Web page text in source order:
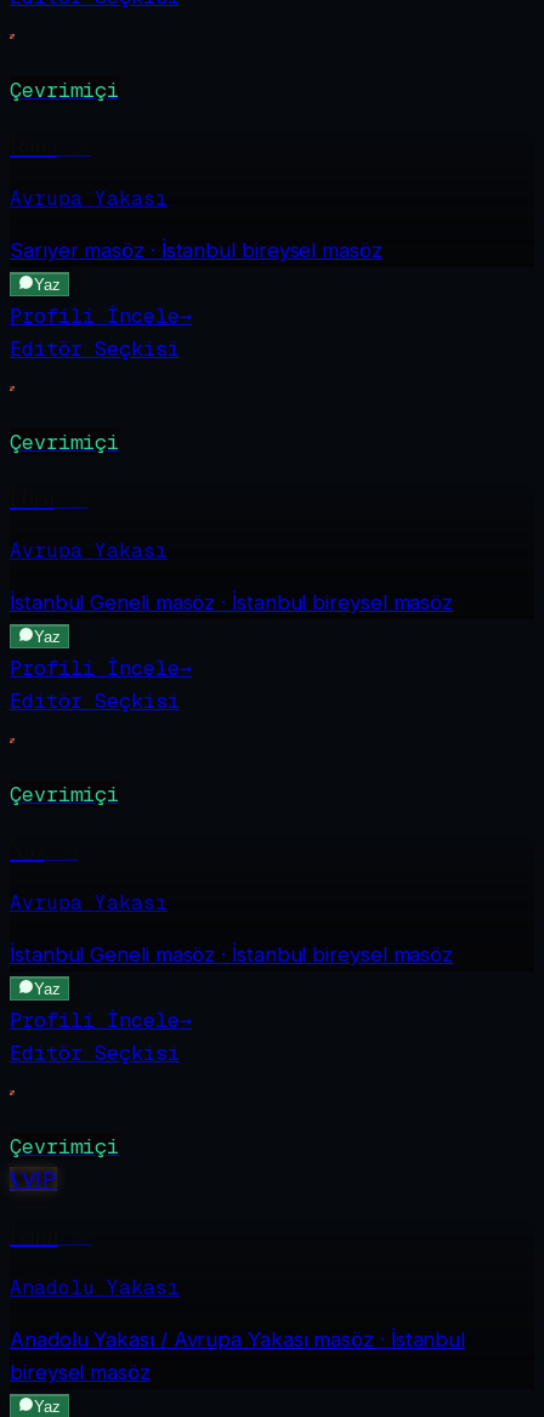
Çevrimiçi
Avrupa Yakası
Sarıyermasöz · İstanbul bireysel masöz
Yaz
Profili İncele→
Editör Seçkisi
Çevrimiçi
Avrupa Yakası
İstanbul Genelimasöz · İstanbul bireysel masöz
Yaz
Profili İncele→
Editör Seçkisi
Çevrimiçi
Avrupa Yakası
İstanbul Genelimasöz · İstanbul bireysel masöz
Yaz
Profili İncele→
Editör Seçkisi
Çevrimiçi
VVIP
Anadolu Yakası
Anadolu Yakası / Avrupa Yakasımasöz · İstanbul
bireysel masöz
Yaz